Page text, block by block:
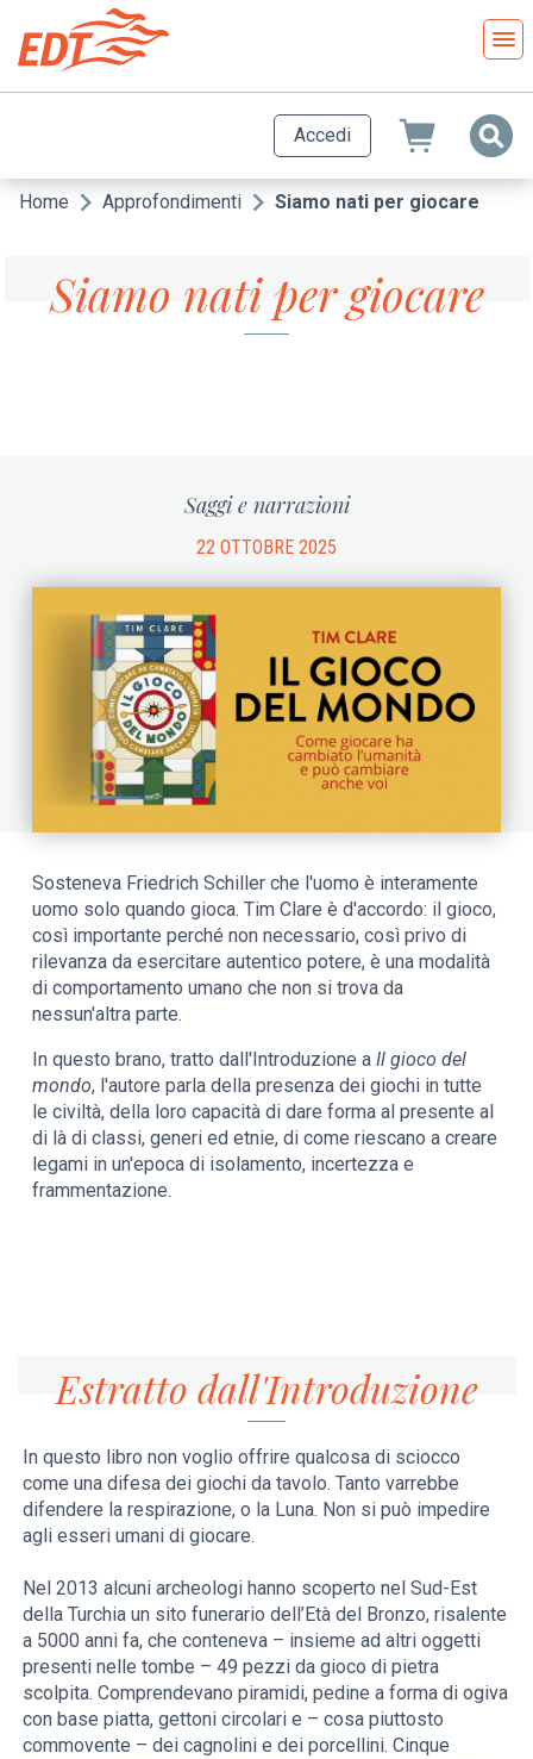
contenuto
principale
Accedi
Briciole
pane
Home Approfondimenti Siamo nati per giocare
Siamo nati per giocare
Saggi e narrazioni
22 OTTOBRE 2025
Sosteneva Friedrich Schiller che l'uomo è interamente
uomo solo quando gioca. Tim Clare è d'accordo: il gioco,
così importante perché non necessario, così privo di
rilevanza da esercitare autentico potere, è una modalità
di comportamento umano che non si trova da
nessun'altra parte.
In questo brano, tratto dall'Introduzione aIl gioco del
mondo, l'autore parla della presenza dei giochi in tutte
le civiltà, della loro capacità di dare forma al presente al
di là di classi, generi ed etnie, di come riescano a creare
legami in un'epoca di isolamento, incertezza e
frammentazione.
Estratto dall'Introduzione
In questo libro non voglio offrire qualcosa di sciocco
come una difesa dei giochi da tavolo. Tanto varrebbe
difendere la respirazione, o la Luna. Non si può impedire
agli esseri umani di giocare.
Nel 2013 alcuni archeologi hanno scoperto nel Sud-Est
della Turchia un sito funerario dell’Età del Bronzo, risalente
a 5000 anni fa, che conteneva – insieme ad altri oggetti
presenti nelle tombe – 49 pezzi da gioco di pietra
scolpita. Comprendevano piramidi, pedine a forma di ogiva
con base piatta, gettoni circolari e – cosa piuttosto
commovente – dei cagnolini e dei porcellini. Cinque